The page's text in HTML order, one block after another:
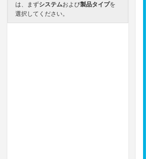
は、まずシステムおよび製品タイプを
選択してください。